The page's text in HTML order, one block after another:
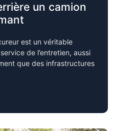
un camion
est un véritable
de l’entretien, aussi
que des infrastructures